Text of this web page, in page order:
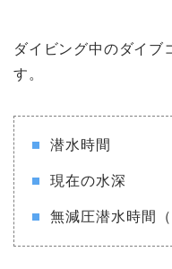
ダイビング中のダイブ
す。
潜水時間
現在の水深
無減圧潜水時間（